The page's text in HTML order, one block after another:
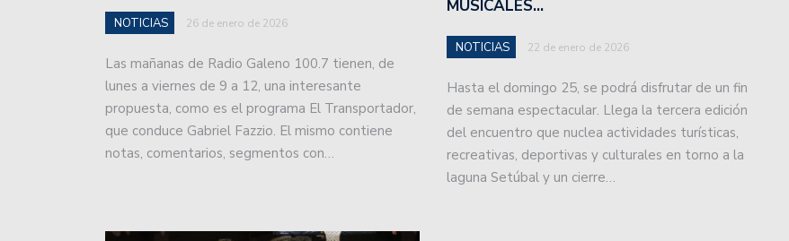
El rugby argentino contará con un moderno centro de entrenamiento.
Básquet: Montmartre, por 2do año a los playoffs.
Básquetbol Liga Nacional: volvió a ganar Unión, un triunfazo para soñar con la
salvación.
NOTICIAS 26 de enero de 2026
Las mañanas de Radio Galeno 100.7 tienen, de
lunes a viernes de 9 a 12, una interesante
propuesta, como es el programa El Transportador,
que conduce Gabriel Fazzio. El mismo contiene
notas, comentarios, segmentos con…
MUSICALES…
NOTICIAS 22 de enero de 2026
Hasta el domingo 25, se podrá disfrutar de un fin
de semana espectacular. Llega la tercera edición
del encuentro que nuclea actividades turísticas,
recreativas, deportivas y culturales en torno a la
laguna Setúbal y un cierre…